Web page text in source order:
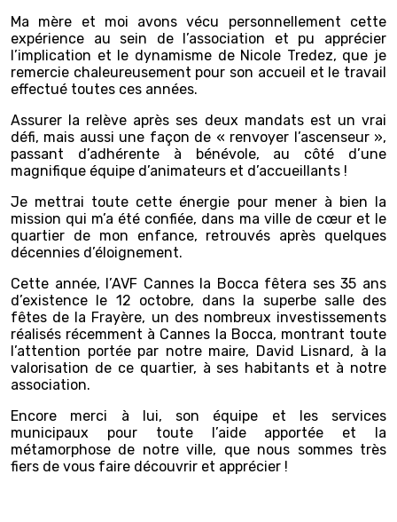
Ma mère et moi avons vécu personnellement cette
expérience au sein de l’association et pu apprécier
l’implication et le dynamisme de Nicole Tredez, que je
remercie chaleureusement pour son accueil et le travail
effectué toutes ces années.
Assurer la relève après ses deux mandats est un vrai
défi, mais aussi une façon de « renvoyer l’ascenseur »,
passant d’adhérente à bénévole, au côté d’une
magnifique équipe d’animateurs et d’accueillants !
Je mettrai toute cette énergie pour mener à bien la
mission qui m’a été confiée, dans ma ville de cœur et le
quartier de mon enfance, retrouvés après quelques
décennies d’éloignement.
Cette année, l’AVF Cannes la Bocca fêtera ses 35 ans
d’existence le 12 octobre, dans la superbe salle des
fêtes de la Frayère, un des nombreux investissements
réalisés récemment à Cannes la Bocca, montrant toute
l’attention portée par notre maire, David Lisnard, à la
valorisation de ce quartier, à ses habitants et à notre
association.
Encore merci à lui, son équipe et les services
municipaux pour toute l’aide apportée et la
métamorphose de notre ville, que nous sommes très
fiers de vous faire découvrir et apprécier !